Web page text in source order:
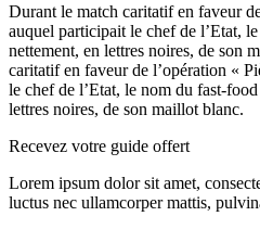
Durant le match caritatif en faveur
auquel participait le chef de l’Etat,
nettement, en lettres noires, de son
caritatif en faveur de l’opération «
le chef de l’Etat, le nom du fast-
lettres noires, de son maillot blanc.
Recevez votre guide offert
Lorem ipsum dolor sit amet,
luctus nec ullamcorper mattis,